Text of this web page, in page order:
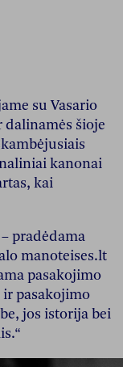
su Vasario
šioje
kanonai
kai
pradėdama
manoteises.lt
pasakojimo
pasakojimo
jos istorija bei